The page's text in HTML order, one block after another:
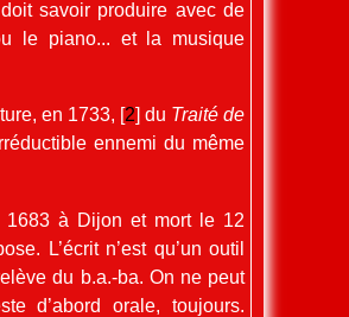
savoir produire avec de
le piano... et la musique
en 1733, [2] du Traité de
ennemi du même
1683 à Dijon et mort le 12
L’écrit n’est qu’un outil
du b.a.-ba. On ne peut
d’abord orale, toujours.